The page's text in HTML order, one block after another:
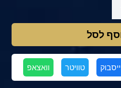
לסל
טוויטר וואצאפ